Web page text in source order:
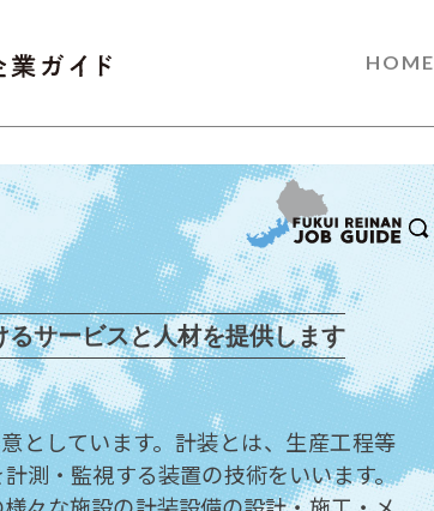
HOME
サービスと人材を提供します
としています。計装とは、生産工程等
測・監視する装置の技術をいいます。